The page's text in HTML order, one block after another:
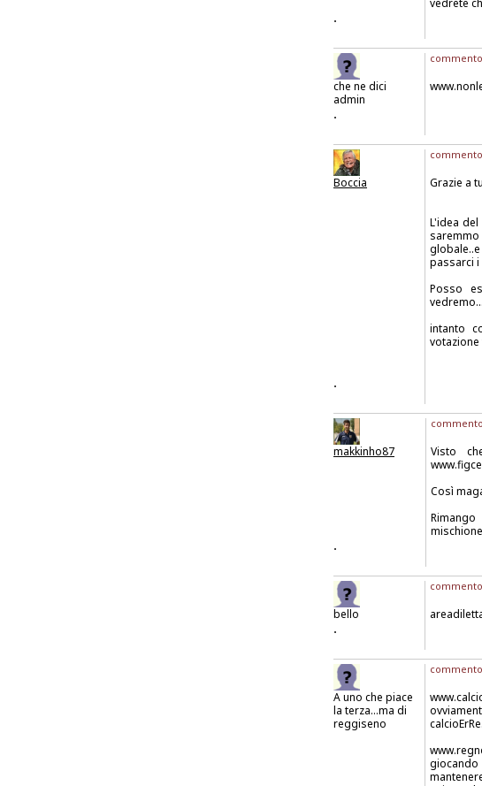
vedrete
.
che ne dici
admin
.
Boccia Grazie a
L'idea
passarci i
Posso
vedremo...
intanto
votazione
.
makkinho87
Visto
Così
.
bello
.
A uno che piace
la terza...ma di
reggiseno
giocando